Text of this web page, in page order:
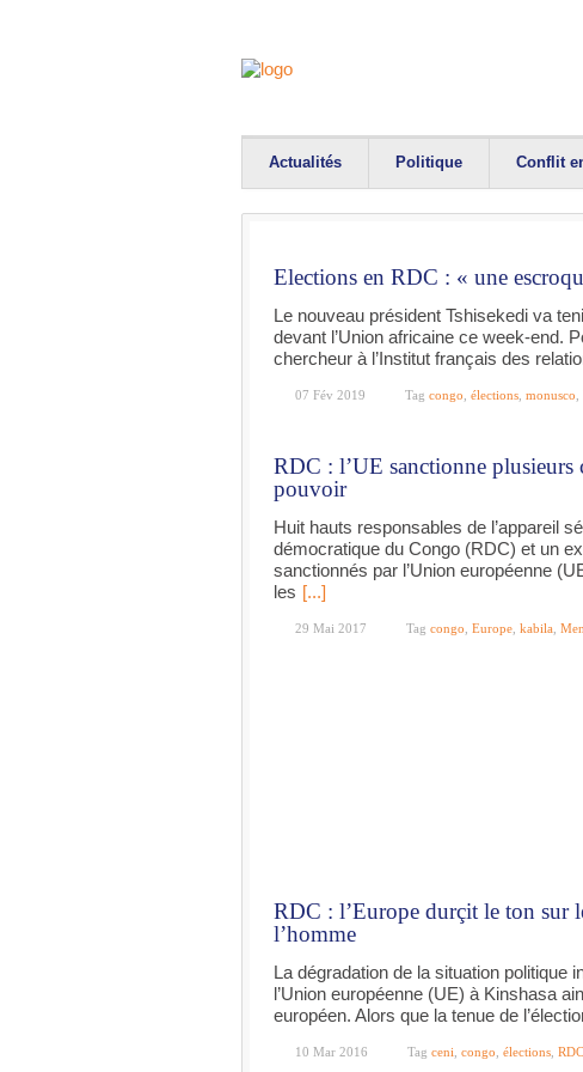
Actualités Politique Conflit
Elections en RDC : « une
Le nouveau président Tshisekedi va
devant l’Union africaine ce week-end.
chercheur à l’Institut français des
07 Fév 2019 Tag congo élections monusco
RDC : l’UE sanctionne plusieurs
pouvoir
Huit hauts responsables de l’appareil
démocratique du Congo (RDC) et un
sanctionnés par l’Union européenne
les [...]
29 Mai 2017 Tag congo Europe kabila
RDC : l’Europe durçit le ton sur
l’homme
La dégradation de la situation politique
l’Union européenne (UE) à Kinshasa
européen. Alors que la tenue de
10 Mar 2016 Tag ceni congo élections RDC